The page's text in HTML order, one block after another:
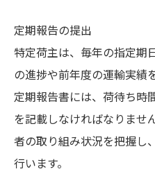
定期報告の提出
特定荷主は、毎年の指定期
の進捗や前年度の運輸実績
定期報告書には、荷待ち時
を記載しなければなりませ
者の取り組み状況を把握し
行います。